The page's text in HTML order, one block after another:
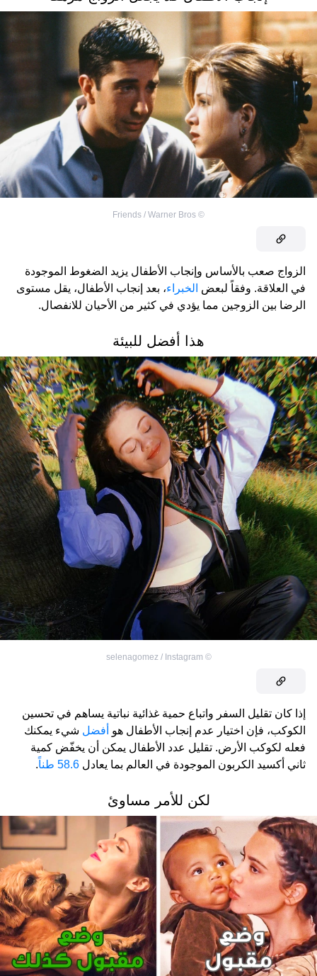
©
Friends / Warner Bros
الزواج صعب بالأساس وإنجاب الأطفال يزيد الضغوط الموجودة
في العلاقة. وفقاً لبعض الخبراء، بعد إنجاب الأطفال، يقل مستوى
الرضا بين الزوجين مما يؤدي في كثير من الأحيان للانفصال.
هذا أفضل للبيئة
©
selenagomez / Instagram
إذا كان تقليل السفر واتباع حمية غذائية نباتية يساهم في تحسين
الكوكب، فإن اختيار عدم إنجاب الأطفال هو أفضل شيء يمكنك
فعله لكوكب الأرض. تقليل عدد الأطفال يمكن أن يخفّض كمية
ثاني أكسيد الكربون الموجودة في العالم بما يعادل 58.6 طناً .
لكن للأمر مساوئ